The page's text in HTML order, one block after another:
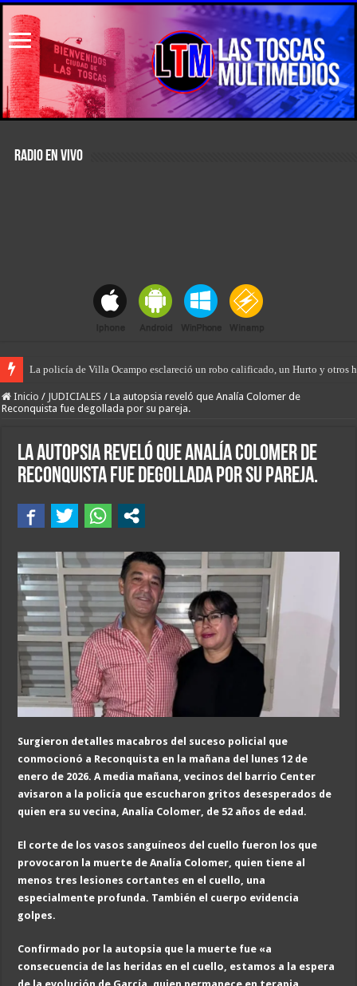
RADIO EN VIVO
La policía de Villa Ocampo esclareció un robo calificado, un Hurto y otros
Hallazgo histórico en San Antonio de Obligado, encuentran la primera fosa
Inicio / JUDICIALES / La autopsia reveló que Analía Colomer de
Reconquista fue degollada por su pareja.
La autopsia reveló que Analía Colomer de
Reconquista fue degollada por su pareja.
Surgieron detalles macabros del suceso policial que
conmocionó a Reconquista en la mañana del lunes 12 de
enero de 2026. A media mañana, vecinos del barrio Center
avisaron a la policía que escucharon gritos desesperados de
quien era su vecina, Analía Colomer, de 52 años de edad.
El corte de los vasos sanguíneos del cuello fueron los que
provocaron la muerte de Analía Colomer, quien tiene al
menos tres lesiones cortantes en el cuello, una
especialmente profunda. También el cuerpo evidencia
golpes.
Confirmado por la autopsia que la muerte fue «a
consecuencia de las heridas en el cuello, estamos a la espera